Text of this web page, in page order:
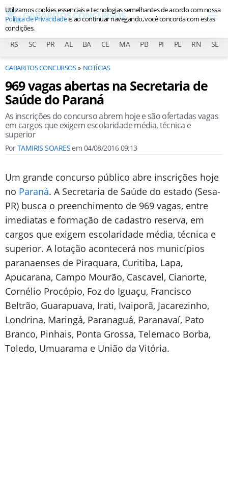
RS SC PR AL BA CE MA PB PI PE RN SE
GABARITOS CONCURSOS NOTÍCIAS
969 vagas abertas na Secretaria de
Saúde do Paraná
As inscrições do concurso abrem hoje e são ofertadas vagas
em cargos que exigem escolaridade média, técnica e
superior
PorTAMIRIS SOARESem 04/08/2016 09:13
Um grande concurso público abre inscrições hoje
no Paraná. A Secretaria de Saúde do estado (Sesa-
PR) busca o preenchimento de 969 vagas, entre
imediatas e formação de cadastro reserva, em
cargos que exigem escolaridade média, técnica e
superior. A lotação acontecerá nos municípios
paranaenses de Piraquara, Curitiba, Lapa,
Apucarana, Campo Mourão, Cascavel, Cianorte,
Cornélio Procópio, Foz do Iguaçu, Francisco
Beltrão, Guarapuava, Irati, Ivaiporã, Jacarezinho,
Londrina, Maringá, Paranaguá, Paranavaí, Pato
Branco, Pinhais, Ponta Grossa, Telemaco Borba,
Toledo, Umuarama e União da Vitória.
Utilizamos cookies essenciais e tecnologias semelhantes de acordo com nossa
Política de Privacidadee, ao continuar navegando, você concorda com estas
condições.